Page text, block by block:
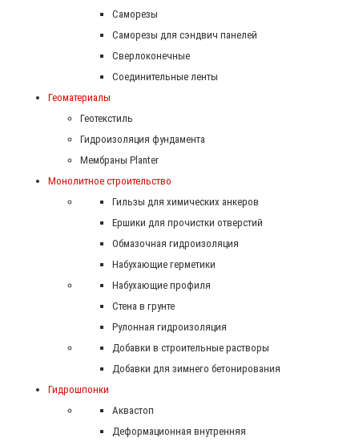
Саморезы
Саморезы для сэндвич панелей
Сверлоконечные
Соединительные ленты
Геоматериалы
Геотекстиль
Гидроизоляция фундамента
Мембраны Planter
Монолитное строительство
Гильзы для химических анкеров
Ершики для прочистки отверстий
Обмазочная гидроизоляция
Набухающие герметики
Набухающие профиля
Стена в грунте
Рулонная гидроизоляция
Добавки в строительные растворы
Добавки для зимнего бетонирования
Гидрошпонки
Аквастоп
Деформационная внутренняя